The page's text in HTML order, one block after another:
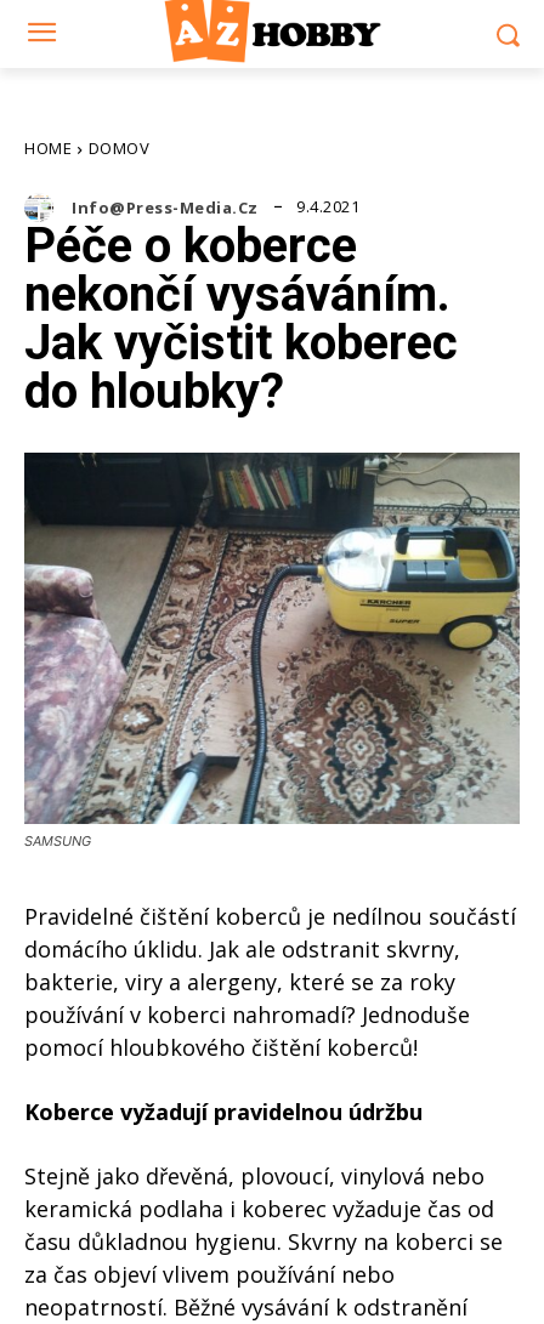
HOME DOMOV
Info@press-Media.cz 9.4.2021
Péče o koberce
nekončí vysáváním.
Jak vyčistit koberec
do hloubky?
SAMSUNG
Pravidelné čištění koberců je nedílnou součástí
domácího úklidu. Jak ale odstranit skvrny,
bakterie, viry a alergeny, které se za roky
používání v koberci nahromadí? Jednoduše
pomocí hloubkového čištění koberců!
Koberce vyžadují pravidelnou údržbu
Stejně jako dřevěná, plovoucí, vinylová nebo
keramická podlaha i koberec vyžaduje čas od
času důkladnou hygienu. Skvrny na koberci se
za čas objeví vlivem používání nebo
neopatrností. Běžné vysávání k odstranění